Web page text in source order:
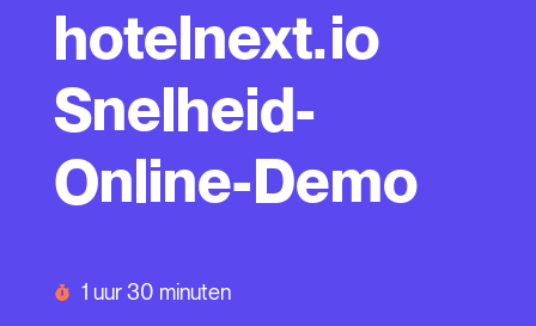
hotelnext.io
Snelheid-
Online-Demo
1 uur 30 minuten